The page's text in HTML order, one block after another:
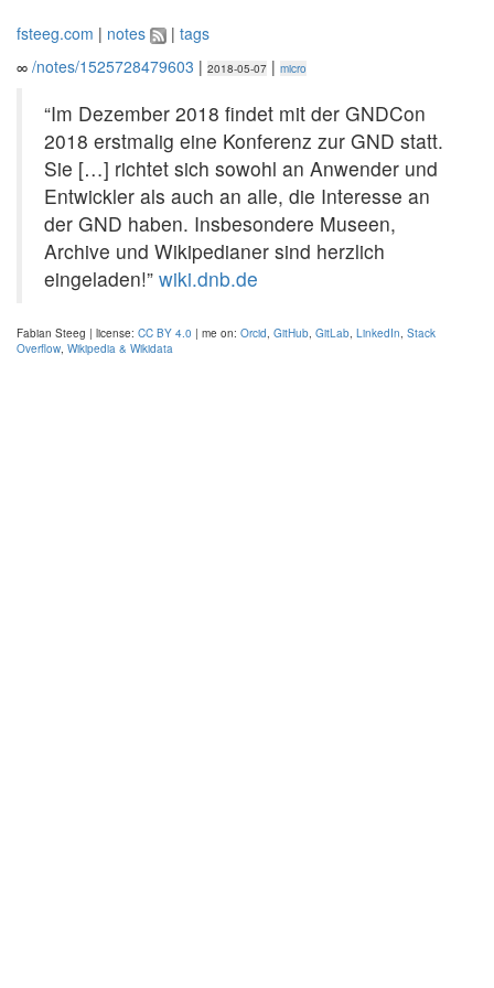
fsteeg.com | notes | tags
∞ /notes/1525728479603 | 2018-05-07 | micro
“Im Dezember 2018 findet mit der GNDCon
2018 erstmalig eine Konferenz zur GND statt.
Sie […] richtet sich sowohl an Anwender und
Entwickler als auch an alle, die Interesse an
der GND haben. Insbesondere Museen,
Archive und Wikipedianer sind herzlich
eingeladen!” wiki.dnb.de
Fabian Steeg | license: CC BY 4.0 | me on: Orcid, GitHub, GitLab, LinkedIn, Stack
Overflow, Wikipedia & Wikidata